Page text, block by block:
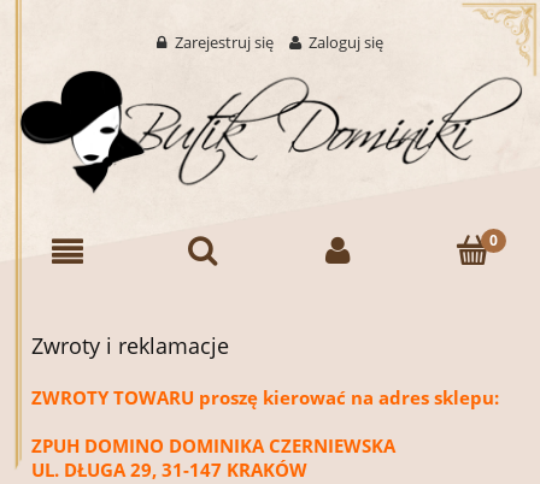
Zarejestruj się Zaloguj się
Zwroty i reklamacje
ZWROTY TOWARU proszę kierować na adres sklepu:
ZPUH DOMINO DOMINIKA CZERNIEWSKA
UL. DŁUGA 29, 31-147 KRAKÓW